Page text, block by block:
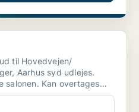
til Hovedvejen/
Aarhus syd udlejes.
salonen. Kan overtages